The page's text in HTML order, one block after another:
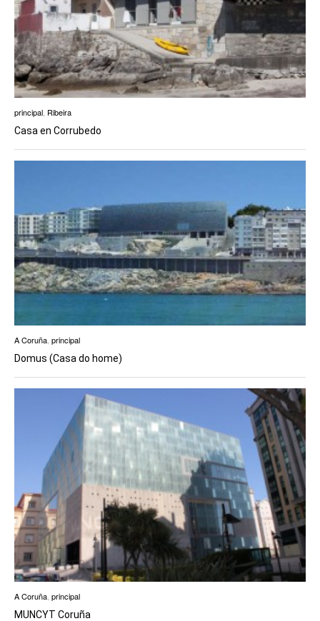
principal, Ribeira
Casa en Corrubedo
A Coruña principal
Domus (Casa do home)
A Coruña principal
MUNCYT Coruña